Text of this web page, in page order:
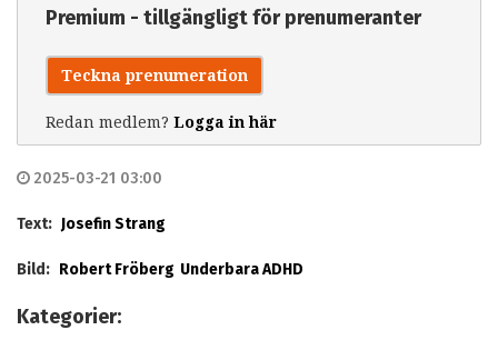
Premium - tillgängligt för prenumeranter
Teckna prenumeration
Redan medlem? Logga in här
2025-03-21 03:00
Text: Josefin Strang
Bild: Robert Fröberg Underbara ADHD
Kategorier: